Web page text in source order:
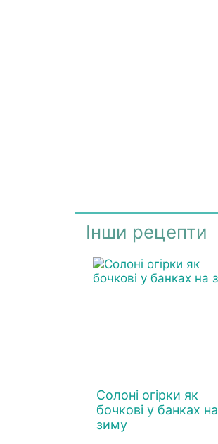
Інши рецепти
Солоні огірки як
бочкові у банках на
зиму